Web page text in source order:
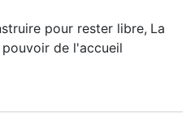
pour rester libre, La
de l'accueil